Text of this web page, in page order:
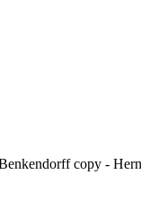
copy -